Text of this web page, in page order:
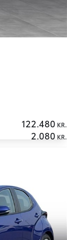
122.480 KR.
2.080 KR.